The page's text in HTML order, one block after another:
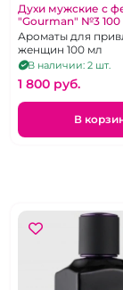
Духи мужские с
"Gourman" №3 100
Ароматы для
женщин 100 мл
В наличии: 2 шт.
1 800 pуб.
В